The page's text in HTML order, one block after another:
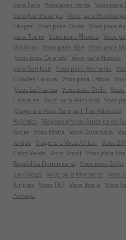
para Faro Voos para Horta Voos para
para Joanesburgo Voos para Hamburgo
Tânger Voos para Dakar Voos para
para Turim Voos para Rhodes Voos
Maldivas Voos para Riga Voos para
Voos para Orlando Voos para Nantes
para San José Voos para Memphis
Cidades Europa Voos para Lisboa
Voos Lufthansa Voos para Delhi Voos
Canberra Voos para Auckland Voos
Viagens e Voos Europa | Top Atlântico
Atlântico Viagens e Voos América do
Norte Voos Malta Voos Dubrovnik
Iorque Viagens e Voos África Voos
Cabo Verde Voos Brasil Voos para
República Dominicana Voos para Sófia
San Diego Voos para Marrocos Voos
Airlines Voos TAP Voos Iberia Voos
Airways